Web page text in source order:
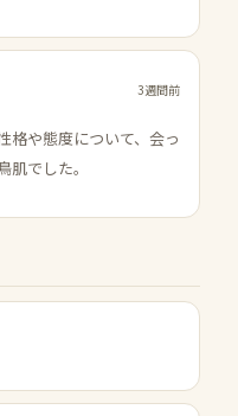
3週間前
格や態度について、会っ
でした。